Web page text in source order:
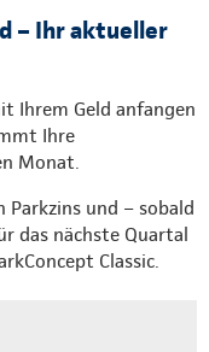
– Ihr aktueller
Ihrem Geld anfangen
Ihre
Monat.
und – sobald
das nächste Quartal
Classic.